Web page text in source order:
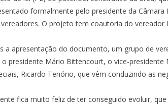
formalmente pelo presidente da Câmara
O projeto tem coautoria do vereador
a apresentação do documento, um grupo de
o presidente Mário Bittencourt, o vice-
Ricardo Tenório, que vêm conduzindo as
fica muito feliz de ter conseguido evoluir,
0 0